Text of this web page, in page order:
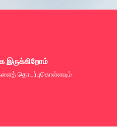
இருக்கிறோம்
தொடர்புகொள்ளவும்